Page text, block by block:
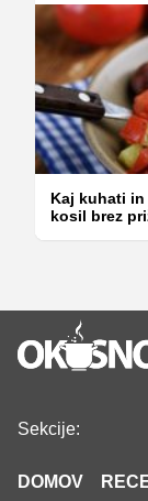
Kaj kuhati
kosil brez
Sekcije:
DOMOV